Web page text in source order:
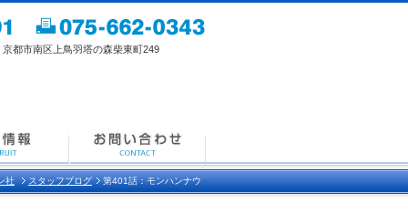
区上鳥羽塔の森柴東町249
社 スタッフブログ 第401話：モンハンナウ